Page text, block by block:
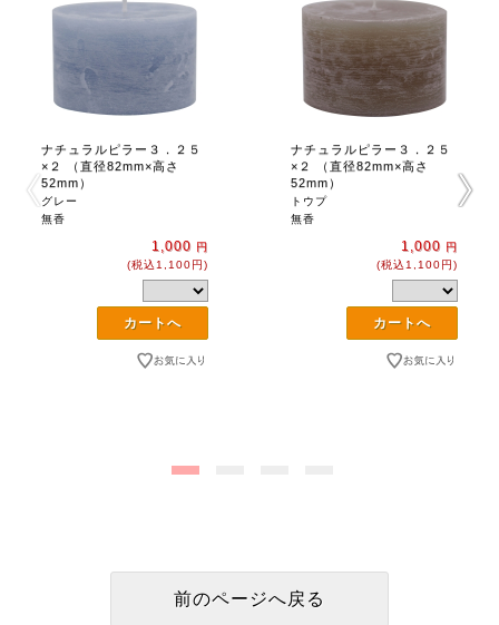
ナチュラルピラー３．２５
×２ （直径82mm×高さ
52mm）
グレー
無香
1,000 円
(税込1,100円)
ナチュラルピラー３．２５
×２ （直径82mm×高さ
52mm）
トウプ
無香
1,000 円
(税込1,100円)